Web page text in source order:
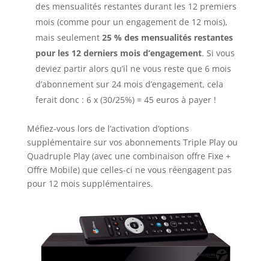
des mensualités restantes durant les 12 premiers
mois (comme pour un engagement de 12 mois),
mais seulement 25 % des mensualités restantes
pour les 12 derniers mois d’engagement. Si vous
deviez partir alors qu’il ne vous reste que 6 mois
d’abonnement sur 24 mois d’engagement, cela
ferait donc : 6 x (30/25%) = 45 euros à payer !
Méfiez-vous lors de l’activation d’options
supplémentaire sur vos abonnements Triple Play ou
Quadruple Play (avec une combinaison offre Fixe +
Offre Mobile) que celles-ci ne vous réengagent pas
pour 12 mois supplémentaires.